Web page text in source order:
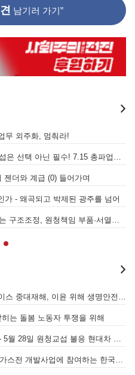
남기러 가기”
무 외주화, 멈춰라!
[원청교섭투쟁 기획인터뷰4] 원청교섭은 선택 아닌 필수! 7.15 총파업은 자본에 원청교섭 시작을 알리는 첫걸음이자 선전포고다
더와 계급 (0) 들어가며
가 - 왜곡되고 박제된 광주를 넘어
[원청교섭투쟁 기획인터뷰3] 다가오는 구조조정, 원청책임 부품·서열노동자 총고용 보장을 요구하며 공동파업에 나섭시다! - 현대
[후기] SK하이닉스·한화에어로스페이스 중대재해, 이윤 위해 생명안전을 위협하는 '첨단산업' 자본을 규탄하다
는 돌봄 노동자 투쟁을 위해
[후기] 현대차 진짜 사장 당장 나와! - 5월 28일 원청교섭 불응 현대차 규탄 금속노조 결의대회
[우리의 투쟁] 이스라엘의 가자지구 가스전 개발사업에 참여하는 한국석유공사 규탄 기자회견이 열리다.